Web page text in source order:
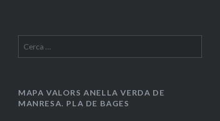
MAPA VALORS ANELLA VERDA DE
MANRESA. PLA DE BAGES